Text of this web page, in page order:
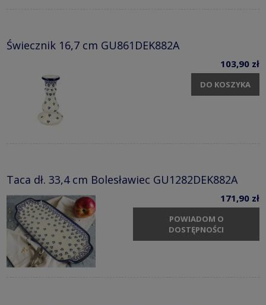
Świecznik 16,7 cm GU861DEK882A
103,90 zł
DO KOSZYKA
Taca dł. 33,4 cm Bolesławiec GU1282DEK882A
171,90 zł
POWIADOM O
DOSTĘPNOŚCI